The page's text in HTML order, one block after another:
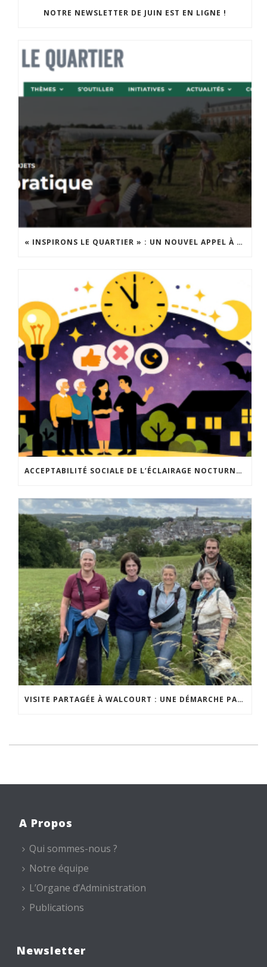
NOTRE NEWSLETTER DE JUIN EST EN LIGNE !
« INSPIRONS LE QUARTIER » : UN NOUVEL APPEL À PROJETS EST LANCÉ !
ACCEPTABILITÉ SOCIALE DE L’ÉCLAIRAGE NOCTURNE : LE REPLAY EST DISPONIBLE
VISITE PARTAGÉE À WALCOURT : UNE DÉMARCHE PARTICIPATIVE ANIMÉE PAR ESPACE ENVIRONNEMENT
A Propos
Qui sommes-nous ?
Notre équipe
L’Organe d’Administration
Publications
Newsletter